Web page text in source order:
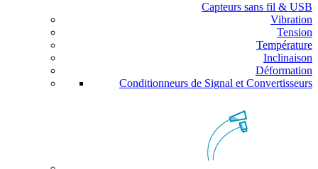
Capteurs sans fil & USB
Vibration
Tension
Température
Inclinaison
Déformation
Conditionneurs de Signal et Convertisseurs